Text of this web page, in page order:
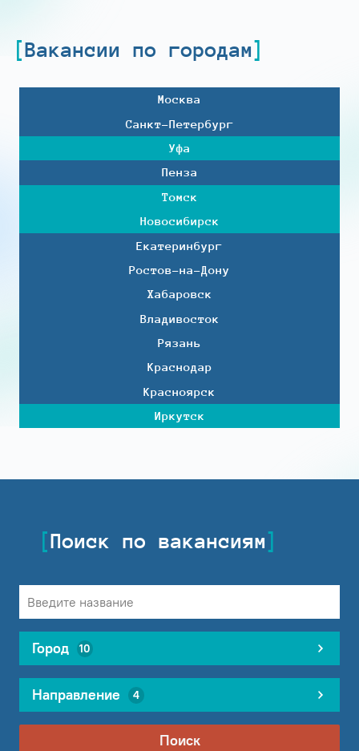
Вакансии по городам
Москва
Санкт-Петербург
Уфа
Пенза
Томск
Новосибирск
Екатеринбург
Ростов-на-Дону
Хабаровск
Владивосток
Рязань
Краснодар
Красноярск
Иркутск
Поиск по вакансиям
Город 10
Направление 4
Поиск